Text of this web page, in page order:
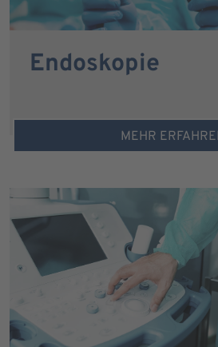
Endoskopie
MEHR